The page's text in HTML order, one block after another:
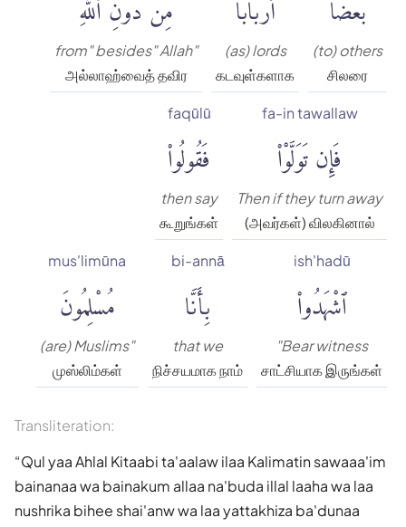
(to) others
சிலரை
(as) lords
கடவுள்களாக
from" besides" Allah"
அல்லாஹ்வைத் தவிர
fa-in tawallaw
فَإِن تَوَلَّوْا۟
Then if they turn away
(அவர்கள்) விலகினால்
faqūlū
فَقُولُوا۟
then say
கூறுங்கள்
ish'hadū
ٱشْهَدُوا۟
"Bear witness
சாட்சியாக இருங்கள்
bi-annā
بِأَنَّا
that we
நிச்சயமாக நாம்
mus'limūna
مُسْلِمُونَ
(are) Muslims"
முஸ்லிம்கள்
Transliteration:
Qul yaa Ahlal Kitaabi ta'aalaw ilaa Kalimatin sawaaa'im
bainanaa wa bainakum allaa na'buda illal laaha wa laa
nushrika bihee shai'anw wa laa yattakhiza ba'dunaa